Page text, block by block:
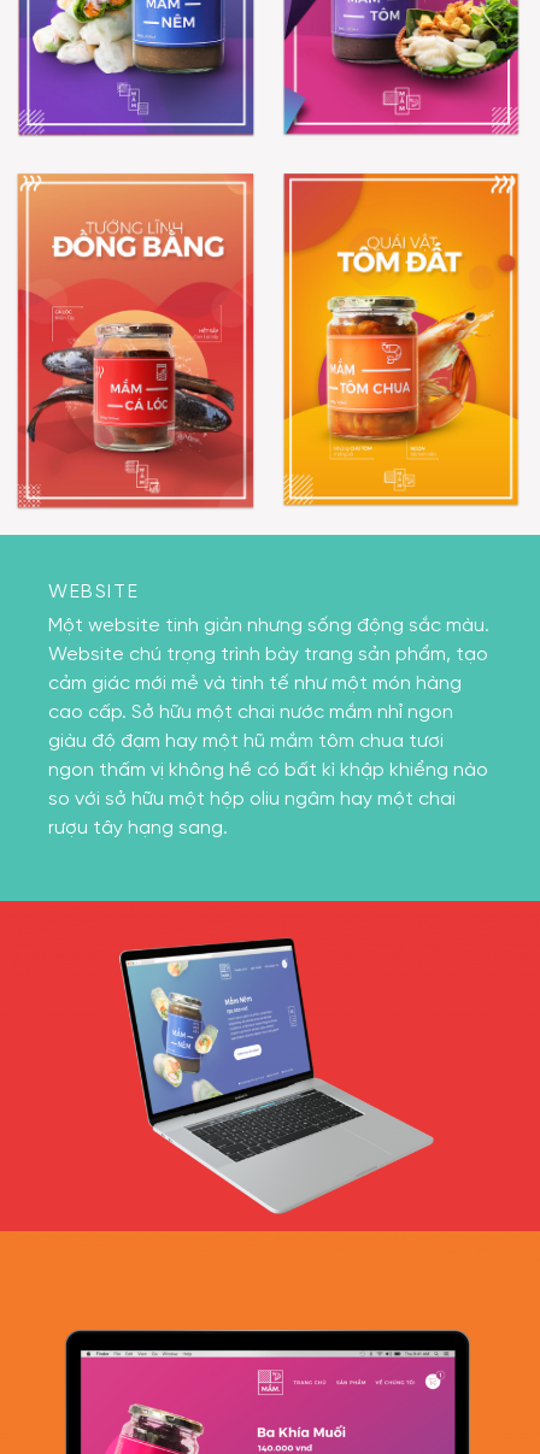
WEBSITE
Một website tinh giản nhưng sống động sắc màu.
Website chú trọng trình bày trang sản phẩm, tạo
cảm giác mới mẻ và tinh tế như một món hàng
cao cấp. Sở hữu một chai nước mắm nhỉ ngon
giàu độ đạm hay một hũ mắm tôm chua tươi
ngon thấm vị không hề có bất kì khập khiểng nào
so với sở hữu một hộp oliu ngâm hay một chai
rượu tây hạng sang.